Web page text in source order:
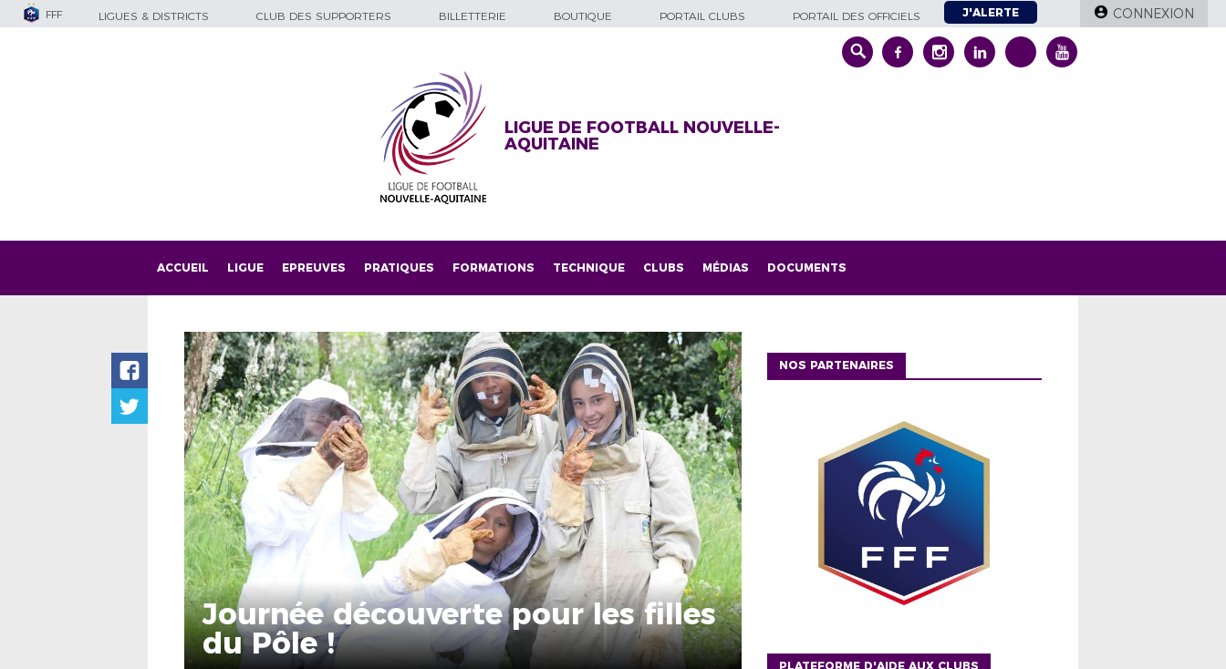
FFF LIGUES & DISTRICTS CLUB DES SUPPORTERS BILLETTERIE BOUTIQUE PORTAIL CLUBS PORTAIL DES OFFICIELS J'ALERTE CONNEXION
LIGUE DE FOOTBALL NOUVELLE-
AQUITAINE
ACCUEIL LIGUE EPREUVES PRATIQUES FORMATIONS TECHNIQUE CLUBS MÉDIAS DOCUMENTS
Journée découverte pour les filles
du Pôle !
NOS PARTENAIRES
PLATEFORME D'AIDE AUX CLUBS